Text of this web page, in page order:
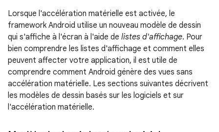
Lorsque l'accélération matérielle est activée, le
framework Android utilise un nouveau modèle de dessin
qui s'affiche à l'écran à l'aide de listes d'affichage. Pour
bien comprendre les listes d'affichage et comment elles
peuvent affecter votre application, il est utile de
comprendre comment Android génère des vues sans
accélération matérielle. Les sections suivantes décrivent
les modèles de dessin basés sur les logiciels et sur
l'accélération matérielle.